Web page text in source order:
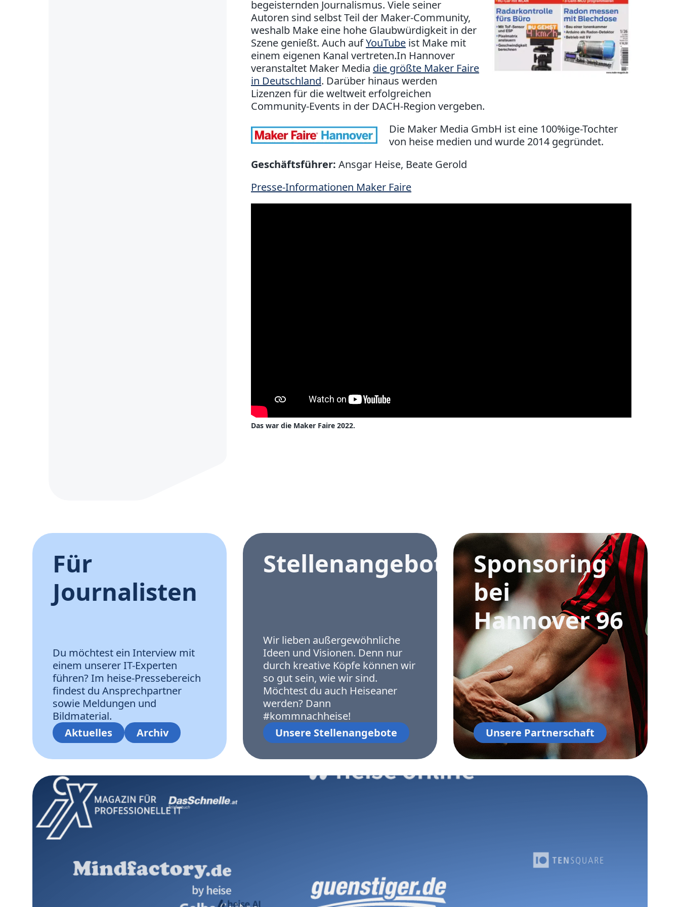
begeisternden Journalismus. Viele seiner
Autoren sind selbst Teil der Maker-Community,
weshalb Make eine hohe Glaubwürdigkeit in der
Szene genießt. Auch aufYouTube ist Make mit
einem eigenen Kanal vertreten.In Hannover
veranstaltet Maker Media die größte Maker Faire
in Deutschland. Darüber hinaus werden
Lizenzen für die weltweit erfolgreichen
Community-Events in der DACH-Region vergeben.
Die Maker Media GmbH ist eine 100%ige-Tochter
von heise medien und wurde 2014 gegründet.
Geschäftsführer: Ansgar Heise, Beate Gerold
Presse-Informationen Maker Faire
Das war die Maker Faire 2022.
Für
Journalisten
Du möchtest ein Interview mit
einem unserer IT-Experten
führen? Im heise-Pressebereich
findest du Ansprechpartner
sowie Meldungen und
Bildmaterial.
Aktuelles
Archiv
Stellenangebote
Wir lieben außergewöhnliche
Ideen und Visionen. Denn nur
durch kreative Köpfe können wir
so gut sein, wie wir sind.
Möchtest du auch Heiseaner
werden? Dann
#kommnachheise!
Unsere Stellenangebote
Sponsoring
bei
Hannover 96
Unsere Partnerschaft